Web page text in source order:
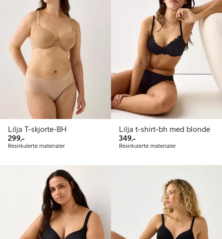
Lilja T-skjorte-BH
299,-299,00 kr
Resirkulerte materialer
Lilja t-shirt-bh med blonde
349,-349,00 kr
Resirkulerte materialer